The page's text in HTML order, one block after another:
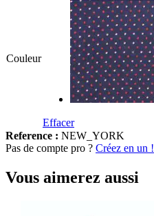
Couleur
Effacer
Reference : NEW_YORK
Pas de compte pro ? Créez en un !
Vous aimerez aussi